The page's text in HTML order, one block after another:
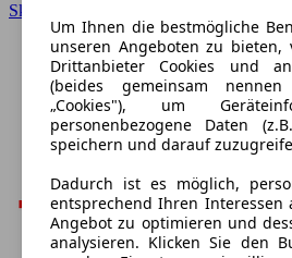
Skoda
Um Ihnen die bestmögliche
unseren Angeboten zu bieten,
Drittanbieter Cookies und
(beides gemeinsam
„Cookies"), um
personenbezogene Daten
speichern und darauf
Dadurch ist es möglich,
entsprechend Ihren Interessen
Angebot zu optimieren und
analysieren. Klicken Sie den